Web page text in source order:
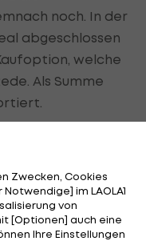
noch. In der
abgeschlossen
welche
Als Summe
League
galt
Talent. Wie
Genua 7,5
Zwecken, Cookies
im LAOLA1
von
[Optionen] auch eine
Ihre Einstellungen